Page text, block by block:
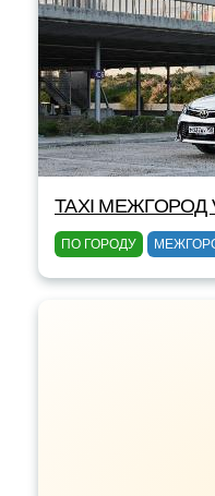
TAXI МЕЖГОРОД
ПО ГОРОДУ